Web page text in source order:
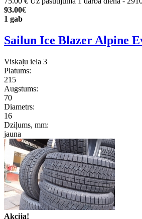
93.00€
1 gab
Sailun Ice Blazer Alpine
Viskaļu iela 3
Platums:
215
Augstums:
70
Diametrs:
16
Dziļums, mm:
jauna
Akcija!